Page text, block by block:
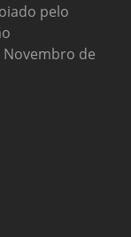
pelo
Novembro de